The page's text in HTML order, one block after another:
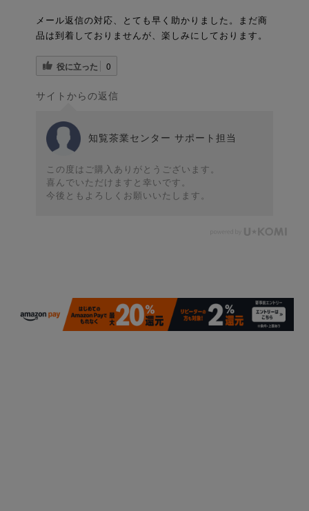
メール返信の対応、とても早く助かりました。まだ商
品は到着しておりませんが、楽しみにしております。
役に立った 0
サイトからの返信
知覧茶業センター サポート担当
この度はご購入ありがとうございます。
喜んでいただけますと幸いです。
今後ともよろしくお願いいたします。